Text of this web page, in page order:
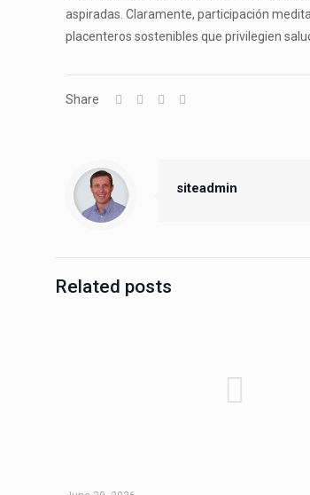
aspiradas. Claramente, participación
placenteros sostenibles que privilegien
Share
siteadmin
Related posts